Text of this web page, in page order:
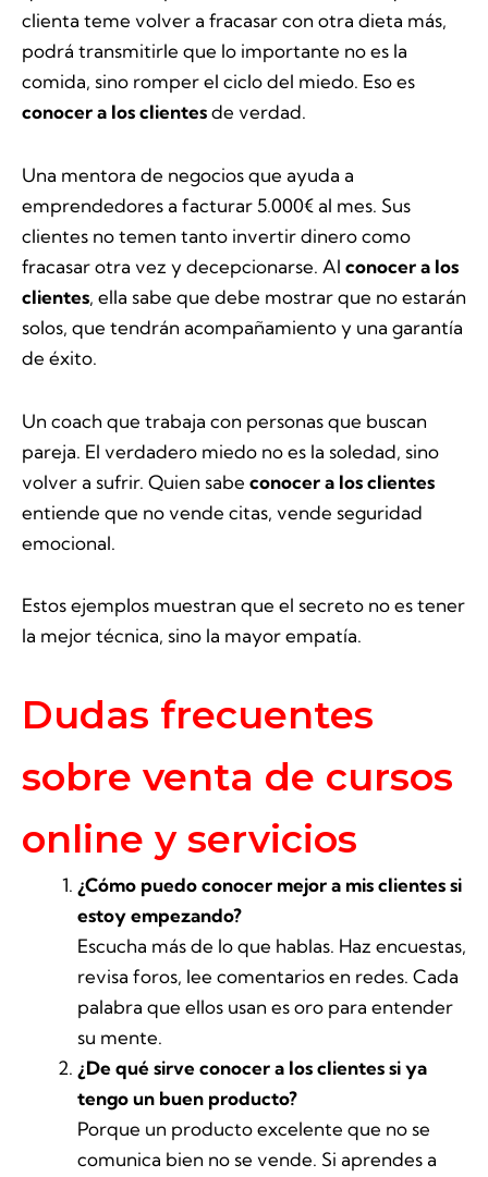
clienta teme volver a fracasar con otra dieta más,
podrá transmitirle que lo importante no es la
comida, sino romper el ciclo del miedo. Eso es
conocer a los clientesde verdad.
Una mentora de negocios que ayuda a
emprendedores a facturar 5.000€ al mes. Sus
clientes no temen tanto invertir dinero como
fracasar otra vez y decepcionarse. Al conocer a los
clientes, ella sabe que debe mostrar que no estarán
solos, que tendrán acompañamiento y una garantía
de éxito.
Un coach que trabaja con personas que buscan
pareja. El verdadero miedo no es la soledad, sino
volver a sufrir. Quien sabe conocer a los clientes
entiende que no vende citas, vende seguridad
emocional.
Estos ejemplos muestran que el secreto no es tener
la mejor técnica, sino la mayor empatía.
Dudas frecuentes
sobre venta de cursos
online y servicios
¿Cómo puedo conocer mejor a mis clientes si
estoy empezando?
Escucha más de lo que hablas. Haz encuestas,
revisa foros, lee comentarios en redes. Cada
palabra que ellos usan es oro para entender
su mente.
¿De qué sirve conocer a los clientes si ya
tengo un buen producto?
Porque un producto excelente que no se
comunica bien no se vende. Si aprendes a